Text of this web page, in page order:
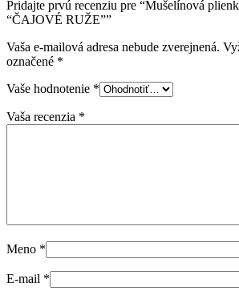
Pridajte prvú recenziu pre “Mušelínová
“ČAJOVÉ RUŽE””
Vaša e-mailová adresa nebude zverejnená.
označené *
Vaše hodnotenie *
Vaša recenzia *
Meno *
E-mail *